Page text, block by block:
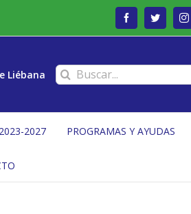
FacebookTwitter
Liébana Buscar:
2027 PROGRAMAS Y AYUDAS